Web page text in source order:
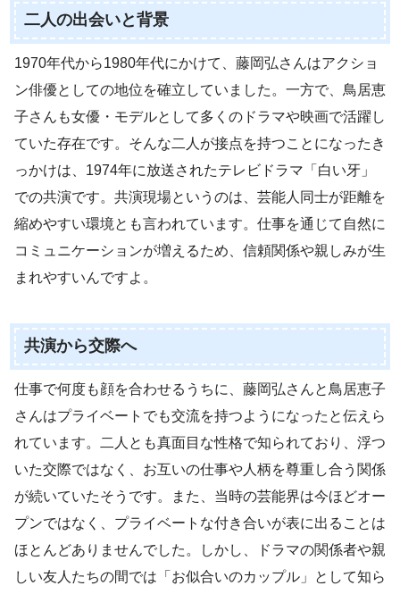
二人の出会いと背景
1970年代から1980年代にかけて、藤岡弘さんはアクショ
ン俳優としての地位を確立していました。一方で、鳥居恵
子さんも女優・モデルとして多くのドラマや映画で活躍し
ていた存在です。そんな二人が接点を持つことになったき
っかけは、1974年に放送されたテレビドラマ「白い牙」
での共演です。共演現場というのは、芸能人同士が距離を
縮めやすい環境とも言われています。仕事を通じて自然に
コミュニケーションが増えるため、信頼関係や親しみが生
まれやすいんですよ。
共演から交際へ
仕事で何度も顔を合わせるうちに、藤岡弘さんと鳥居恵子
さんはプライベートでも交流を持つようになったと伝えら
れています。二人とも真面目な性格で知られており、浮つ
いた交際ではなく、お互いの仕事や人柄を尊重し合う関係
が続いていたそうです。また、当時の芸能界は今ほどオー
プンではなく、プライベートな付き合いが表に出ることは
ほとんどありませんでした。しかし、ドラマの関係者や親
しい友人たちの間では「お似合いのカップル」として知ら